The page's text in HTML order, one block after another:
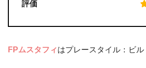
評価
FPムスタフィはプレースタイル：ビ